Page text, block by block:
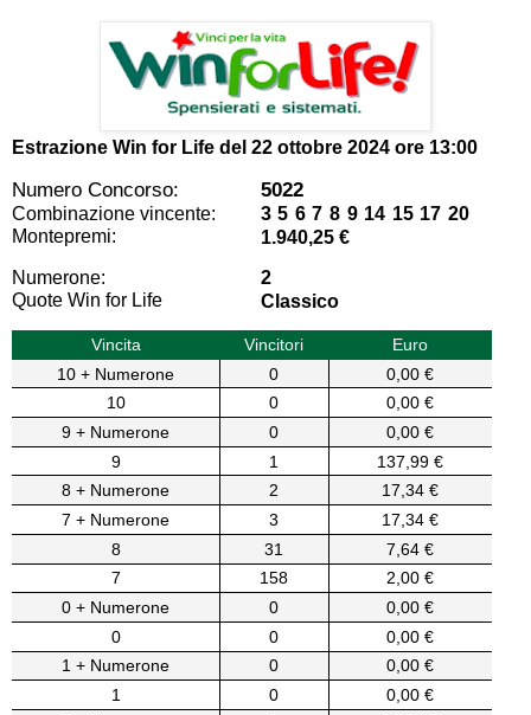
Estrazione Win for Life del 22 ottobre 2024 ore 13:00
Numero Concorso: 5022
Combinazione vincente:
3 5 6 7 8 9 14 15 17 20
Montepremi:
1.940,25 €
Numerone:
2
Quote Win for Life
Classico
Vincita Vincitori
Euro
10 + Numerone
0
0,00 €
10
0
0,00 €
9 + Numerone
0
0,00 €
9
1
137,99 €
8 + Numerone
2
17,34 €
7 + Numerone
3
17,34 €
8
31
7,64 €
7
158
2,00 €
0 + Numerone
0
0,00 €
0
0
0,00 €
1 + Numerone
0
0,00 €
1
0
0,00 €